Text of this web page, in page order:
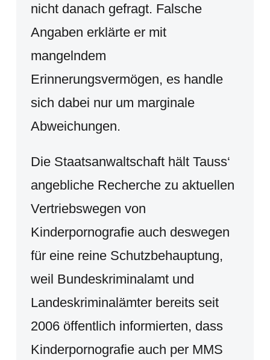
nicht danach gefragt. Falsche
Angaben erklärte er mit
mangelndem
Erinnerungsvermögen, es handle
sich dabei nur um marginale
Abweichungen.
Die Staatsanwaltschaft hält Tauss‘
angebliche Recherche zu aktuellen
Vertriebswegen von
Kinderpornografie auch deswegen
für eine reine Schutzbehauptung,
weil Bundeskriminalamt und
Landeskriminalämter bereits seit
2006 öffentlich informierten, dass
Kinderpornografie auch per MMS